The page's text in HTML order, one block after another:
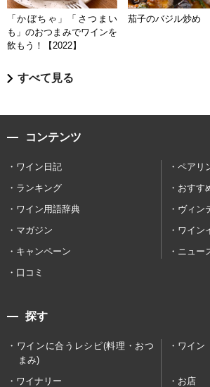
「かぼちゃ」「さつまい
も」のおつまみでワインを
飲もう！【2022】
茄子のバジル炒め
すべて見る
コンテンツ
ワイン日記
ペアリ
ランキング
おすす
ワイン用語辞典
ヴィン
マガジン
ワイン
キャンペーン
ニュー
口コミ
探す
ワインに合うレシピ(料理・おつ
まみ)
ワイン
ワイナリー お店